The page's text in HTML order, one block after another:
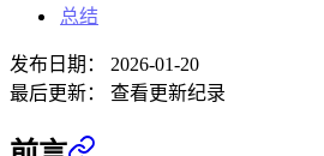
总结
发布日期： 2026-01-20
最后更新：
查看更新纪录